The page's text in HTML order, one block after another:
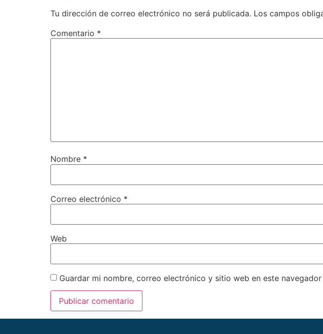
Tu dirección de correo electrónico no será publicada. Los campos
Comentario *
Nombre *
Correo electrónico *
Web
Guardar mi nombre, correo electrónico y sitio web en este